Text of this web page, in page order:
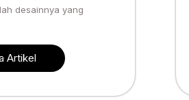
desainnya yang
Artikel